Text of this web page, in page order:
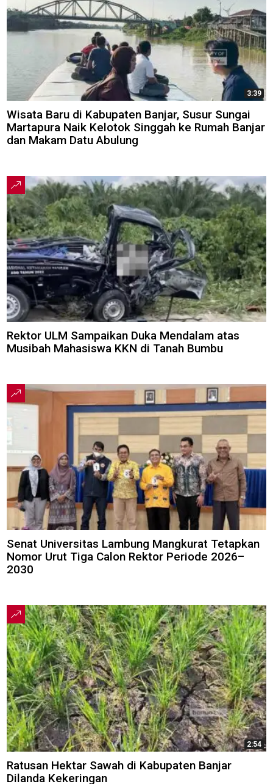
3:39
Wisata Baru di Kabupaten Banjar, Susur Sungai
Martapura Naik Kelotok Singgah ke Rumah Banjar
dan Makam Datu Abulung
Rektor ULM Sampaikan Duka Mendalam atas
Musibah Mahasiswa KKN di Tanah Bumbu
Senat Universitas Lambung Mangkurat Tetapkan
Nomor Urut Tiga Calon Rektor Periode 2026–
2030
2:54
Ratusan Hektar Sawah di Kabupaten Banjar
Dilanda Kekeringan